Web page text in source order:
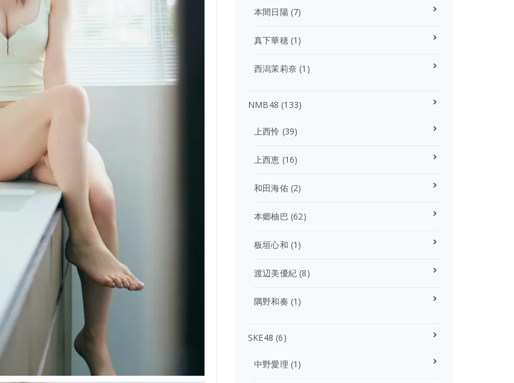
本間日陽(7)
真下華穂(1)
西潟茉莉奈 (1)
NMB48 (133)
上西怜 (39)
上西恵 (16)
和田海佑(2)
本郷柚巴 (62)
板垣心和 (1)
渡辺美優紀 (8)
隅野和奏 (1)
SKE48 (6)
中野愛理 (1)